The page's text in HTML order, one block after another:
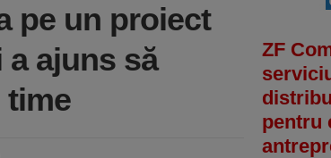
pe un proiect
a ajuns să
time
ZF
pentru